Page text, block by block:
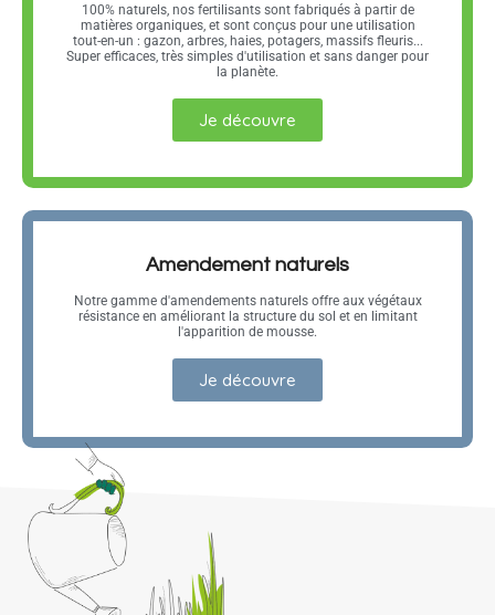
100% naturels, nos fertilisants sont fabriqués à partir de
matières organiques, et sont conçus pour une utilisation
tout-en-un : gazon, arbres, haies, potagers, massifs fleuris...
Super efficaces, très simples d'utilisation et sans danger pour
la planète.
Je découvre
Amendement naturels
Notre gamme d'amendements naturels offre aux végétaux
résistance en améliorant la structure du sol et en limitant
l'apparition de mousse.
Je découvre